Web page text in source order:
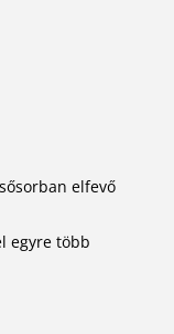
elfevő
egyre több